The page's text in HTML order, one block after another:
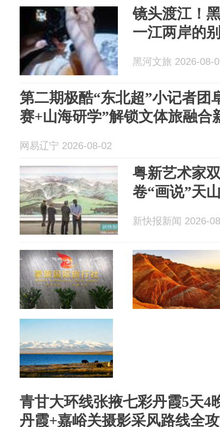
镜头渡江！
一江两岸的
黑河文旅 2026-08-
第二期极酷“东北超”小记者团
赛+山海研学”解锁文体旅融合
网易辽宁 2026-08-02
粤新艺术家
卷“画说”天
新快报新闻 2026-
青甘大环线张掖七彩丹霞5天4
丹霞+嘉峪关摄影采风路线全